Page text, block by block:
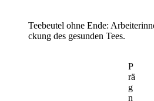
Teebeutel ohne Ende:
ckung des gesunden Tees.
P
rä
g
n